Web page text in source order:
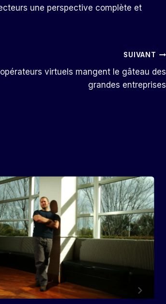
une perspective complète et
SUIVANT
virtuels mangent le gâteau des
grandes entreprises